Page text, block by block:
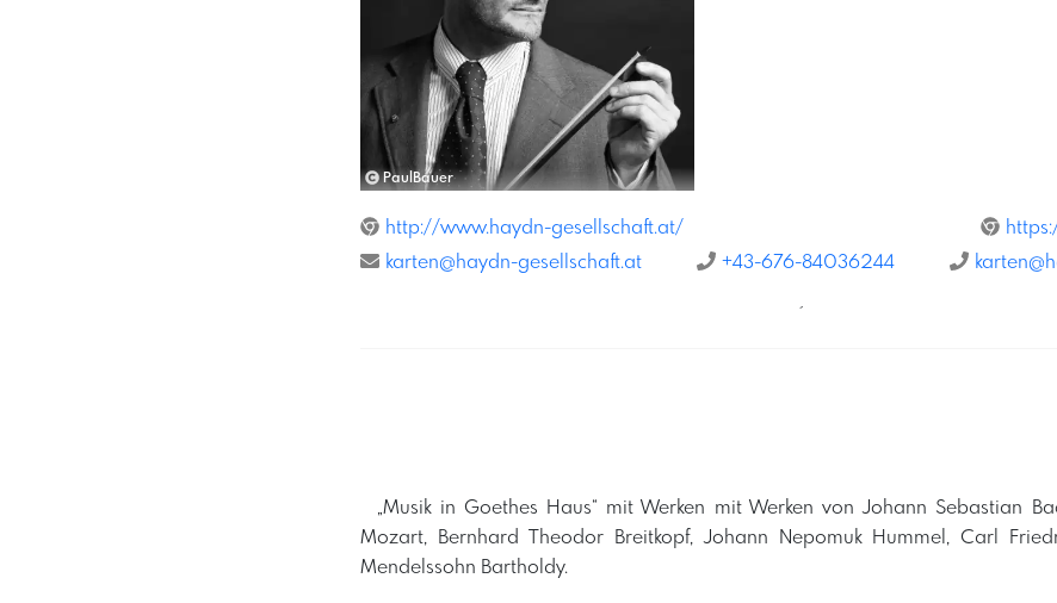
PaulBauer
Previous
http://www.haydn-gesellschaft.at/
karten@haydn-gesellschaft.at
+43-676-84036244
´
„Musik in Goethes Haus“ mit Werken mit Werken von Johann Sebastian
Mozart, Bernhard Theodor Breitkopf, Johann Nepomuk Hummel, Carl
Mendelssohn Bartholdy. ​